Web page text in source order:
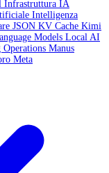
Infrastruttura IA
Intelligenza
JSON KV Cache Kimi
Models Local AI
Manus
Meta